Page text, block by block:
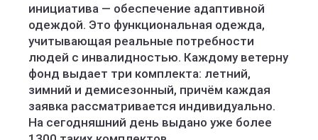
инициатива — обеспечение адаптивной
одеждой. Это функциональная одежда,
учитывающая реальные потребности
людей с инвалидностью. Каждому ветерну
фонд выдает три комплекта: летний,
зимний и демисезонный, причём каждая
заявка рассматривается индивидуально.
На сегодняшний день выдано уже более